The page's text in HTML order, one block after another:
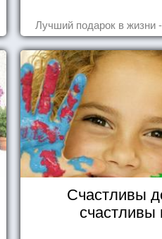
Лучший подарок в жизни
Счастливы
счастливы